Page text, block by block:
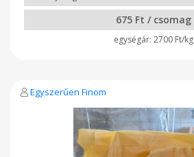
675 Ft / csomag
2700 Ft/kg
Egyszerűen Finom